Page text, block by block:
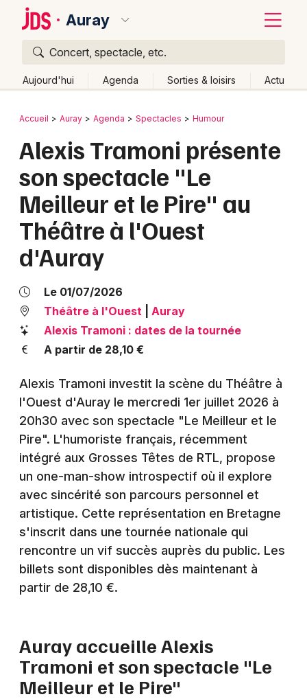
Auray
Concert, spectacle, etc.
Aujourd'hui Agenda Sorties & loisirs Actu
Publier un événement
Grands événements
Activité & Expérience
Manifestations
Spectacles
Sports
Soirées
Sorties famille
Expos
Sorties & loisirs
Humour en Bretagne
Newsletter des sorties
Artistes en tournée
Bordeaux
Colmar
Lille
Lyon
Marseille
Mulhouse
Montpellier
Paris
Strasbourg
Toulouse
Toutes les villes
Retour
Accueil Auray Agenda Spectacles Humour
Alexis Tramoni présente
son spectacle "Le
Meilleur et le Pire" au
Théâtre à l'Ouest
d'Auray
Le 01/07/2026
Théâtre à l'Ouest
Auray
Alexis Tramoni : dates de la tournée
A partir de 28,10 €
Alexis Tramoni investit la scène du Théâtre à
l'Ouest d'Auray le mercredi 1er juillet 2026 à
20h30 avec son spectacle "Le Meilleur et le
Pire". L'humoriste français, récemment
intégré aux Grosses Têtes de RTL, propose
un one-man-show introspectif où il explore
avec sincérité son parcours personnel et
artistique. Cette représentation en Bretagne
s'inscrit dans une tournée nationale qui
rencontre un vif succès auprès du public. Les
billets sont disponibles dès maintenant à
partir de 28,10 €.
Auray accueille Alexis
Tramoni et son spectacle "Le
Meilleur et le Pire"
Quoi ?
Où ?
Près de moi
Changer de lieu
Quand ?
Effacer les dates
Aujourd'hui
Demain Ce week-end Autre